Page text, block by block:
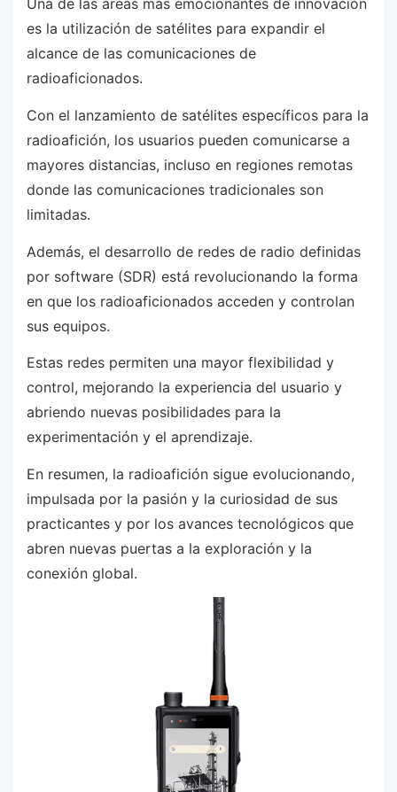
Una de las áreas más emocionantes de innovación
es la utilización de satélites para expandir el
alcance de las comunicaciones de
radioaficionados.
Con el lanzamiento de satélites específicos para la
radioafición, los usuarios pueden comunicarse a
mayores distancias, incluso en regiones remotas
donde las comunicaciones tradicionales son
limitadas.
Además, el desarrollo de redes de radio definidas
por software (SDR) está revolucionando la forma
en que los radioaficionados acceden y controlan
sus equipos.
Estas redes permiten una mayor flexibilidad y
control, mejorando la experiencia del usuario y
abriendo nuevas posibilidades para la
experimentación y el aprendizaje.
En resumen, la radioafición sigue evolucionando,
impulsada por la pasión y la curiosidad de sus
practicantes y por los avances tecnológicos que
abren nuevas puertas a la exploración y la
conexión global.